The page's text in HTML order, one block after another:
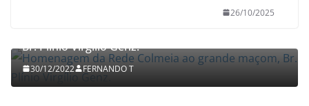
26/10/2025
Br. Plínio Virgílio Genz.
30/12/2022 FERNANDO T